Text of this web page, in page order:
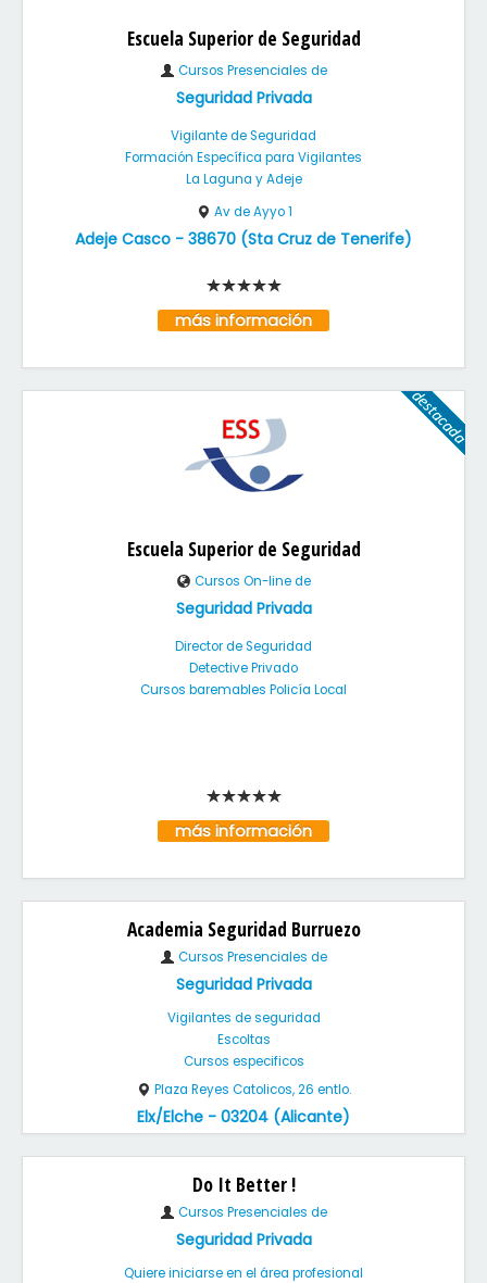
Escuela Superior de Seguridad
Cursos Presenciales de
Seguridad Privada
Vigilante de Seguridad
Formación Específica para Vigilantes
La Laguna y Adeje
Av de Ayyo 1
Adeje Casco - 38670 (Sta Cruz de Tenerife)
más información
Escuela Superior de Seguridad
Cursos On-line de
Seguridad Privada
Director de Seguridad
Detective Privado
Cursos baremables Policía Local
más información
Academia Seguridad Burruezo
Cursos Presenciales de
Seguridad Privada
Vigilantes de seguridad
Escoltas
Cursos especificos
Plaza Reyes Catolicos, 26 entlo.
Elx/Elche - 03204 (Alicante)
Do It Better !
Cursos Presenciales de
Seguridad Privada
Quiere iniciarse en el área profesional